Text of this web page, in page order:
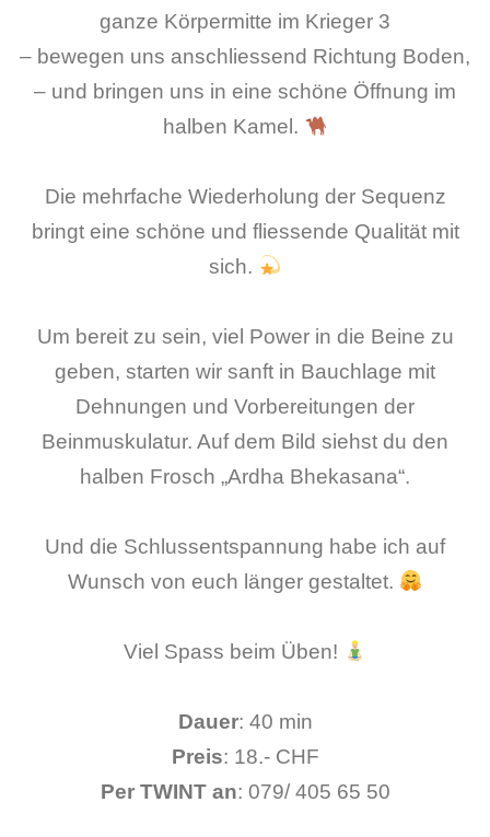
ganze Körpermitte im Krieger 3
– bewegen uns anschliessend Richtung Boden,
– und bringen uns in eine schöne Öffnung im
halben Kamel.
Die mehrfache Wiederholung der Sequenz
bringt eine schöne und fliessende Qualität mit
sich.
Um bereit zu sein, viel Power in die Beine zu
geben, starten wir sanft in Bauchlage mit
Dehnungen und Vorbereitungen der
Beinmuskulatur. Auf dem Bild siehst du den
halben Frosch „Ardha Bhekasana“.
Und die Schlussentspannung habe ich auf
Wunsch von euch länger gestaltet.
Viel Spass beim Üben!
Dauer: 40 min
Preis: 18.- CHF
Per TWINT an: 079/ 405 65 50